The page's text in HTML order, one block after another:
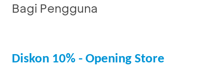
Bagi Pengguna
Diskon 10% - Opening Store